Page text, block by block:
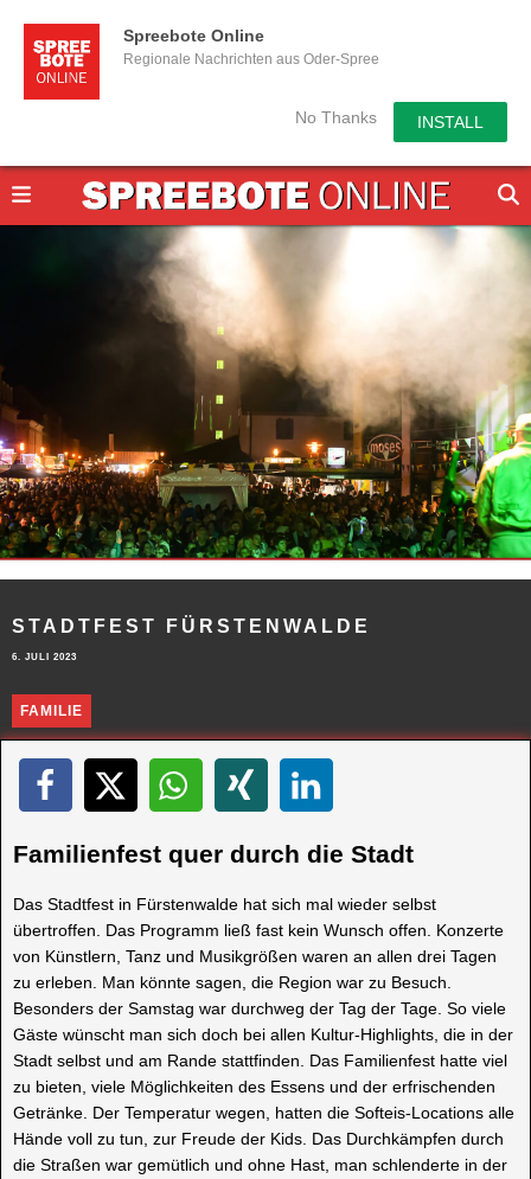
Spreebote Online
Regionale Nachrichten aus Oder-Spree
No Thanks INSTALL
STADTFEST FÜRSTENWALDE
6. JULI 2023
FAMILIE
Familienfest quer durch die Stadt
Das Stadtfest in Fürstenwalde hat sich mal wieder selbst
übertroffen. Das Programm ließ fast kein Wunsch offen. Konzerte
von Künstlern, Tanz und Musikgrößen waren an allen drei Tagen
zu erleben. Man könnte sagen, die Region war zu Besuch.
Besonders der Samstag war durchweg der Tag der Tage. So viele
Gäste wünscht man sich doch bei allen Kultur-Highlights, die in der
Stadt selbst und am Rande stattfinden. Das Familienfest hatte viel
zu bieten, viele Möglichkeiten des Essens und der erfrischenden
Getränke. Der Temperatur wegen, hatten die Softeis-Locations alle
Hände voll zu tun, zur Freude der Kids. Das Durchkämpfen durch
die Straßen war gemütlich und ohne Hast, man schlenderte in der